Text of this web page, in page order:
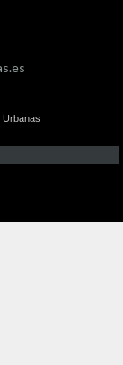
Urbanas